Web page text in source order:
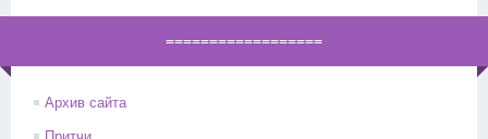
==================
Архив сайта